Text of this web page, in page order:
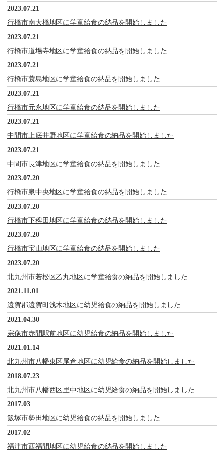
2023.07.21
行橋市南大橋地区に学童給食の納品を開始しました
2023.07.21
行橋市道場寺地区に学童給食の納品を開始しました
2023.07.21
行橋市蓑島地区に学童給食の納品を開始しました
2023.07.21
行橋市元永地区に学童給食の納品を開始しました
2023.07.21
中間市上底井野地区に学童給食の納品を開始しました
2023.07.21
中間市長津地区に学童給食の納品を開始しました
2023.07.20
行橋市泉中央地区に学童給食の納品を開始しました
2023.07.20
行橋市下稗田地区に学童給食の納品を開始しました
2023.07.20
行橋市宝山地区に学童給食の納品を開始しました
2023.07.20
北九州市若松区乙丸地区に学童給食の納品を開始しました
2021.11.01
遠賀郡遠賀町浅木地区に幼児給食の納品を開始しました
2021.04.30
宗像市赤間駅前地区に幼児給食の納品を開始しました
2021.01.14
北九州市八幡東区尾倉地区に幼児給食の納品を開始しました
2018.07.23
北九州市八幡西区里中地区に幼児給食の納品を開始しました
2017.03
飯塚市勢田地区に幼児給食の納品を開始しました
2017.02
福津市西福間地区に幼児給食の納品を開始しました